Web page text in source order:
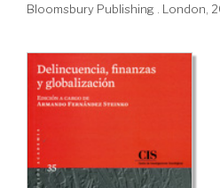
Bloomsbury Publishing . London,